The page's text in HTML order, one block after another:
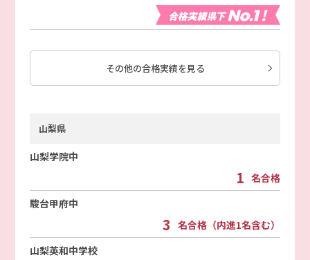
その他の合格実績を見る
山梨県
山梨学院中
1 名合格
駿台甲府中
3
名合格（内進1名含む）
山梨英和中学校